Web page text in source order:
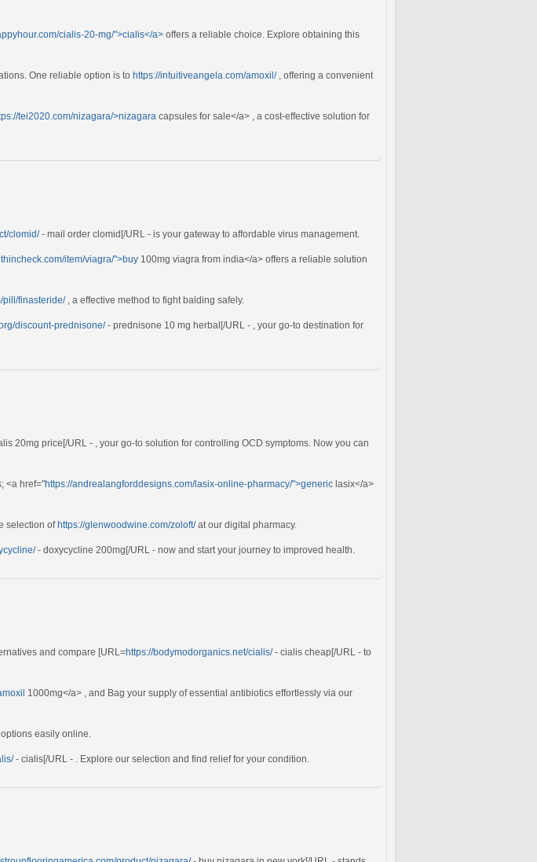
cialis-20-mg/">cialis</a> offers a reliable choice. Explore obtaining this
One reliable option is to https://intuitiveangela.com/amoxil/, offering a convenient
tei2020.com/nizagara/>nizagara capsules for sale</a> , a cost-effective solution for
clomid/- mail order clomid[/URL - is your gateway to affordable virus management.
item/viagra/">buy 100mg viagra from india</a> offers a reliable solution
pill/finasteride/, a effective method to fight balding safely.
discount-prednisone/- prednisone 10 mg herbal[/URL - , your go-to destination for
20mg price[/URL - , your go-to solution for controlling OCD symptoms. Now you can
<a href="https://andrealangforddesigns.com/lasix-online-pharmacy/">generic lasix</a>
selection ofhttps://glenwoodwine.com/zoloft/at our digital pharmacy.
- doxycycline 200mg[/URL - now and start your journey to improved health.
and compare [URL=https://bodymodorganics.net/cialis/- cialis cheap[/URL - to
1000mg</a> , and Bag your supply of essential antibiotics effortlessly via our
easily online.
- cialis[/URL - . Explore our selection and find relief for your condition.